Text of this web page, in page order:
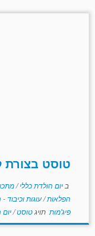
טוסט בצורת
ב יום הולדת כללי/
הפלאות/עוגות
פיג'מות תויגטוסט/